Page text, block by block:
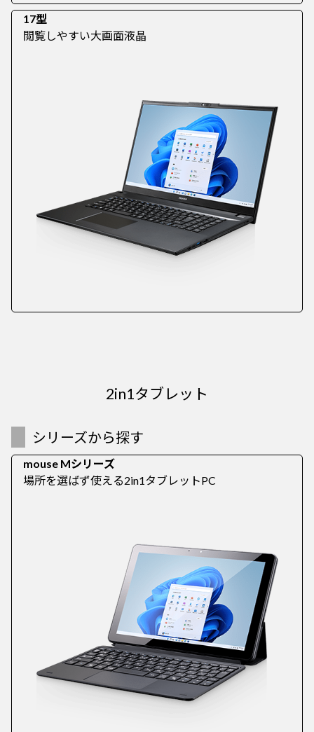
17型
閲覧しやすい大画面液晶
2in1タブレット
シリーズから探す
mouse Mシリーズ
場所を選ばず使える2in1タブレットPC